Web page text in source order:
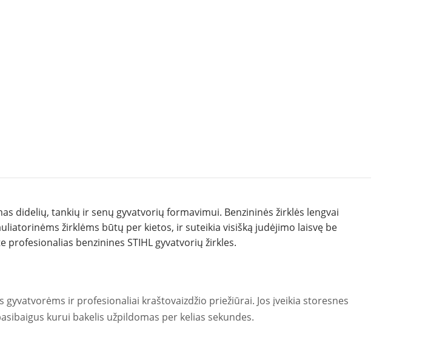
didelių, tankių ir senų gyvatvorių formavimui. Benzininės žirklės lengvai
žirklėms būtų per kietos, ir suteikia visišką judėjimo laisvę be
benzinines STIHL gyvatvorių žirkles.
ir profesionaliai kraštovaizdžio priežiūrai. Jos įveikia storesnes
kurui bakelis užpildomas per kelias sekundes.